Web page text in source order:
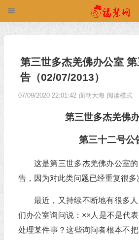
第三世多杰羌佛办公室
告（02/07/2013）
07/09/2020 22:01:42 面朝大海 阅读模式
第三世多杰羌佛
第三十二号公
这是第三世多杰羌佛办公室
告，因为对此类问题已经重复很多
最近，又持续不断地有很多
们办公室询问说：××人是不是代
处理某件事？这些询问者根本不